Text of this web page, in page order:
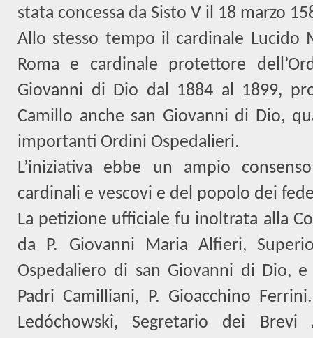
stata concessa da Sisto V il 18 marzo
Allo stesso tempo il cardinale Lucido
Roma e cardinale protettore
Giovanni di Dio dal 1884 al 1899,
Camillo anche san Giovanni di Dio,
importanti Ordini Ospedalieri.
L’iniziativa ebbe un ampio
cardinali e vescovi e del popolo dei
La petizione ufficiale fu inoltrata alla
da P. Giovanni Maria Alfieri,
Ospedaliero di san Giovanni di Dio,
Padri Camilliani, P. Gioacchino
Ledóchowski, Segretario dei Brevi